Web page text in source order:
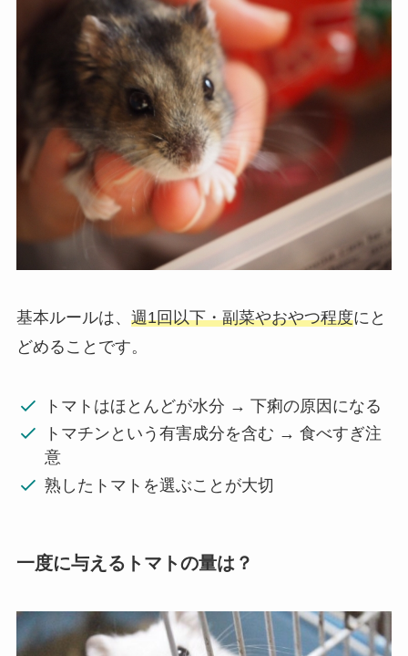
基本ルールは、 週1回以下・副菜やおやつ程度にと
どめることです。
トマトはほとんどが水分 → 下痢の原因になる
トマチンという有害成分を含む → 食べすぎ注
意
熟したトマトを選ぶことが大切
一度に与えるトマトの量は？